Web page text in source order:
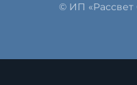
© ИП «Рассвет